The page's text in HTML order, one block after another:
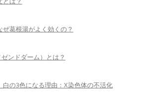
葛根湯がよく効くの？
ンドダーム）とは？
白の3色になる理由：X染色体の不活化